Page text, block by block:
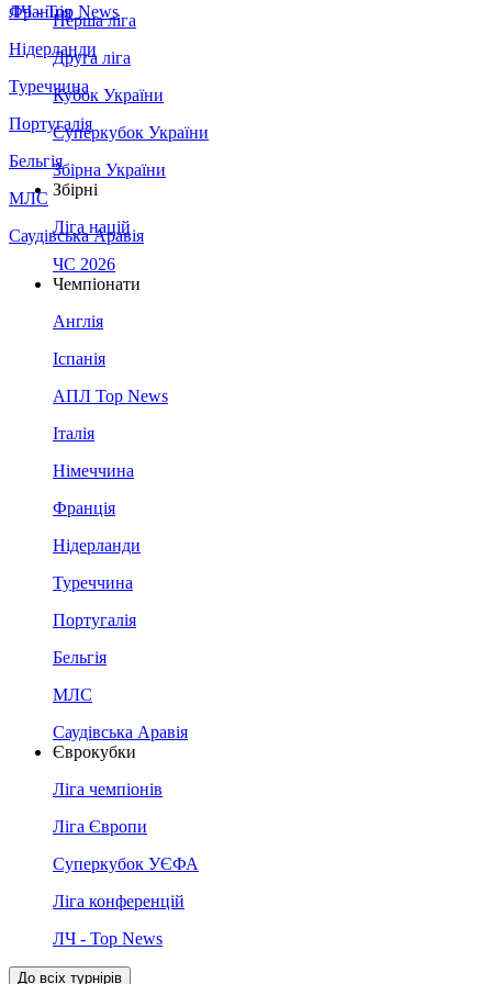
Франція
Нідерланди
Туреччина
Португалія
Бельгія
МЛС
Саудівська Аравія
ЛЧ - Top News
Перша ліга
Друга ліга
Кубок України
Суперкубок України
Збірна України
Збірні
Ліга націй
ЧС 2026
Чемпіонати
Англія
Іспанія
АПЛ Top News
Італія
Німеччина
Франція
Нідерланди
Туреччина
Португалія
Бельгія
МЛС
Саудівська Аравія
Єврокубки
Ліга чемпіонів
Ліга Європи
Суперкубок УЄФА
Ліга конференцій
ЛЧ - Top News
До всіх турнірів